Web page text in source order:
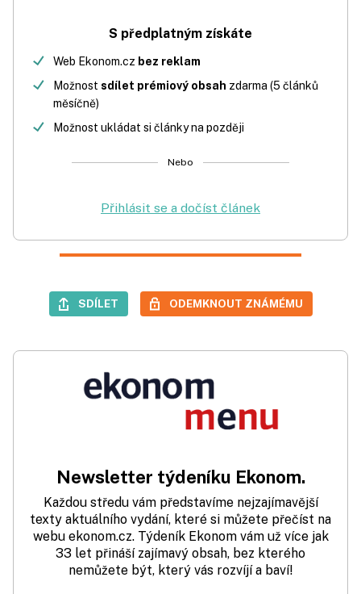
S předplatným získáte
Web Ekonom.cz bez reklam
Možnost sdílet prémiový obsah zdarma (5 článků
měsíčně)
Možnost ukládat si články na později
Nebo
Přihlásit se a dočíst článek
SDÍLET ODEMKNOUT ZNÁMÉMU
Newsletter týdeníku Ekonom.
Každou středu vám představíme nejzajímavější
texty aktuálního vydání, které si můžete přečíst na
webu ekonom.cz. Týdeník Ekonom vám už více jak
33 let přináší zajímavý obsah, bez kterého
nemůžete být, který vás rozvíjí a baví!